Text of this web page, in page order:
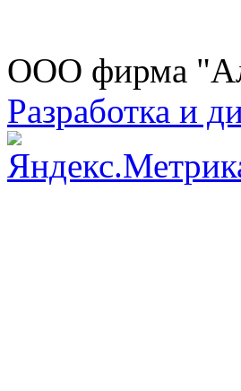
ООО фирма
Разработка и